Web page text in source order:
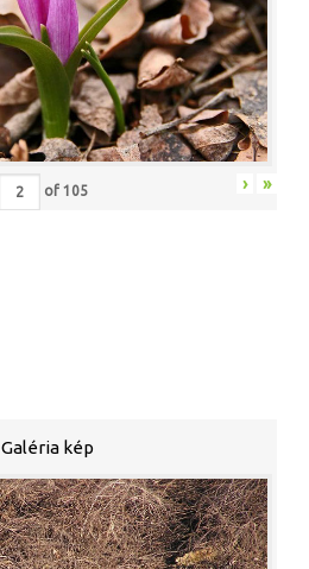
of 105 › »
Galéria kép